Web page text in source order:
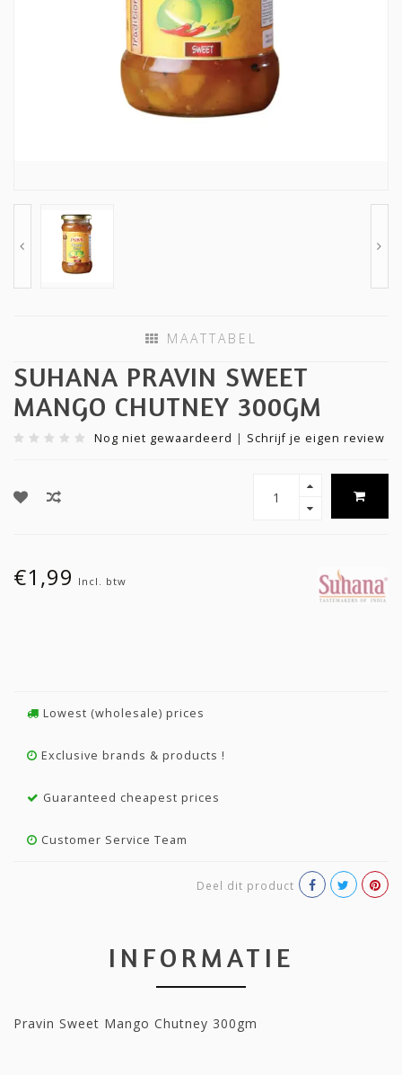
MAATTABEL
SUHANA PRAVIN SWEET
MANGO CHUTNEY 300GM
Nog niet gewaardeerd | Schrijf je eigen review
€1,99 Incl. btw
Lowest (wholesale) prices
Exclusive brands & products !
Guaranteed cheapest prices
Customer Service Team
Deel dit product
INFORMATIE
Pravin Sweet Mango Chutney 300gm